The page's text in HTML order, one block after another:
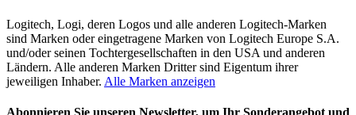
Logitech, Logi, deren Logos und alle anderen Logitech-Marken
sind Marken oder eingetragene Marken von Logitech Europe S.A.
und/oder seinen Tochtergesellschaften in den USA und anderen
Ländern. Alle anderen Marken Dritter sind Eigentum ihrer
jeweiligen Inhaber. Alle Marken anzeigen